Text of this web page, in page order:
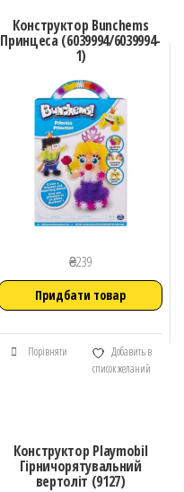
Конструктор Bunchems
Принцеса (6039994/6039994-
1)
₴239
Придбати товар
Порівняти
Добавить в
список желаний
Конструктор Playmobil
Гірничорятувальний
вертоліт (9127)